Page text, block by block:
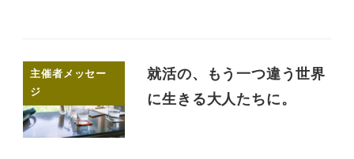
主催者メッセー
ジ
就活の、もう一つ違う世界
に生きる大人たちに。